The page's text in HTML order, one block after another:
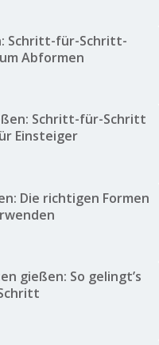
Schritt-für-Schritt-
Abformen
Schritt-für-Schritt
Einsteiger
Die richtigen Formen
gießen: So gelingt’s